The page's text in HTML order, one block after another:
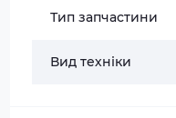
Тип запчастини
Вид техніки